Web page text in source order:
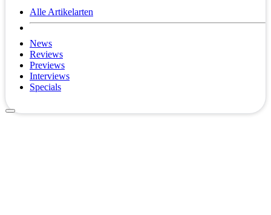
Alle Artikelarten
News
Reviews
Previews
Interviews
Specials